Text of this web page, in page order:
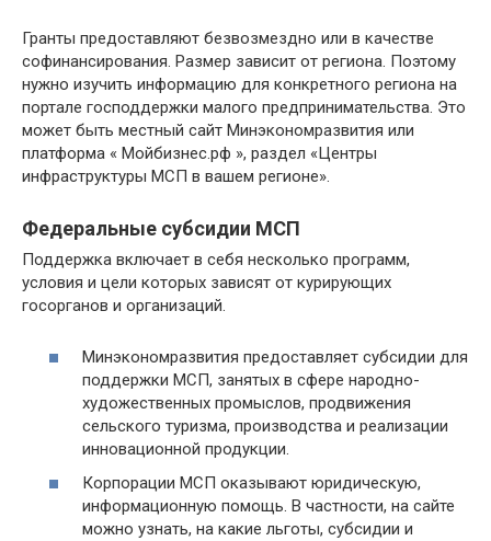
Гранты предоставляют безвозмездно или в качестве
софинансирования. Размер зависит от региона. Поэтому
нужно изучить информацию для конкретного региона на
портале господдержки малого предпринимательства. Это
может быть местный сайт Минэкономразвития или
платформа « Мойбизнес.рф », раздел «Центры
инфраструктуры МСП в вашем регионе».
Федеральные субсидии МСП
Поддержка включает в себя несколько программ,
условия и цели которых зависят от курирующих
госорганов и организаций.
Минэкономразвития предоставляет субсидии для
поддержки МСП, занятых в сфере народно-
художественных промыслов, продвижения
сельского туризма, производства и реализации
инновационной продукции.
Корпорации МСП оказывают юридическую,
информационную помощь. В частности, на сайте
можно узнать, на какие льготы, субсидии и